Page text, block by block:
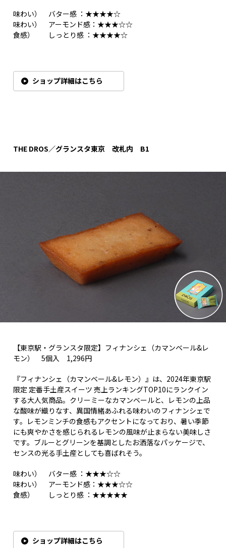
味わい） バター感 ：★★★★☆
味わい） アーモンド感：★★★☆☆
食感） しっとり感 ：★★★★☆
ショップ詳細はこちら
THE DROS／グランスタ東京 改札内 B1
【東京駅・グランスタ限定】フィナンシェ（カマンベール&レ
モン） 5個入 1,296円
『フィナンシェ（カマンベール&レモン）』は、2024年東京駅
限定 定番手土産スイーツ 売上ランキングTOP10にランクイン
する大人気商品。クリーミーなカマンベールと、レモンの上品
な酸味が織りなす、異国情緒あふれる味わいのフィナンシェで
す。レモンミンチの食感もアクセントになっており、暑い季節
にも爽やかさを感じられるレモンの風味が止まらない美味しさ
です。ブルーとグリーンを基調としたお洒落なパッケージで、
センスの光る手土産としても喜ばれそう。
味わい） バター感 ：★★★☆☆
味わい） アーモンド感：★★★☆☆
食感） しっとり感 ：★★★★★
ショップ詳細はこちら